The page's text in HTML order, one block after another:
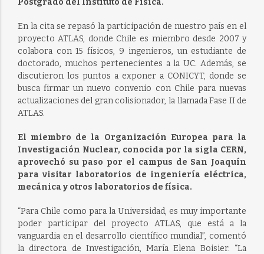
Postgrado del Instituto de Física.
En la cita se repasó la participación de nuestro país en el
proyecto ATLAS, donde Chile es miembro desde 2007 y
colabora con 15 físicos, 9 ingenieros, un estudiante de
doctorado, muchos pertenecientes a la UC. Además, se
discutieron los puntos a exponer a CONICYT, donde se
busca firmar un nuevo convenio con Chile para nuevas
actualizaciones del gran colisionador, la llamada Fase II de
ATLAS.
El miembro de la Organización Europea para la
Investigación Nuclear, conocida por la sigla CERN,
aprovechó su paso por el campus de San Joaquín
para visitar laboratorios de ingeniería eléctrica,
mecánica y otros laboratorios de física.
“Para Chile como para la Universidad, es muy importante
poder participar del proyecto ATLAS, que está a la
vanguardia en el desarrollo científico mundial”, comentó
la directora de Investigación, María Elena Boisier. “La